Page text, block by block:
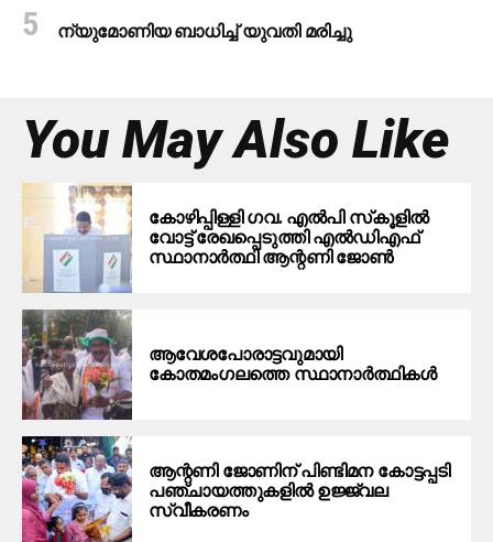
ന്യുമോണിയ ബാധിച്ച് യുവതി മരിച്ചു
You May Also Like
കോഴിപ്പിള്ളി ഗവ. എല്‍പി സ്‌കൂളില്‍
വോട്ട് രേഖപ്പെടുത്തി എല്‍ഡിഎഫ്
സ്ഥാനാര്‍ത്ഥി ആന്റണി ജോണ്‍
ആവേശപോരാട്ടവുമായി
കോതമംഗലത്തെ സ്ഥാനാര്‍ത്ഥികള്‍
ആന്റണി ജോണിന് പിണ്ടിമന കോട്ടപ്പടി
പഞ്ചായത്തുകളിൽ ഉജ്ജ്വല
സ്വീകരണം